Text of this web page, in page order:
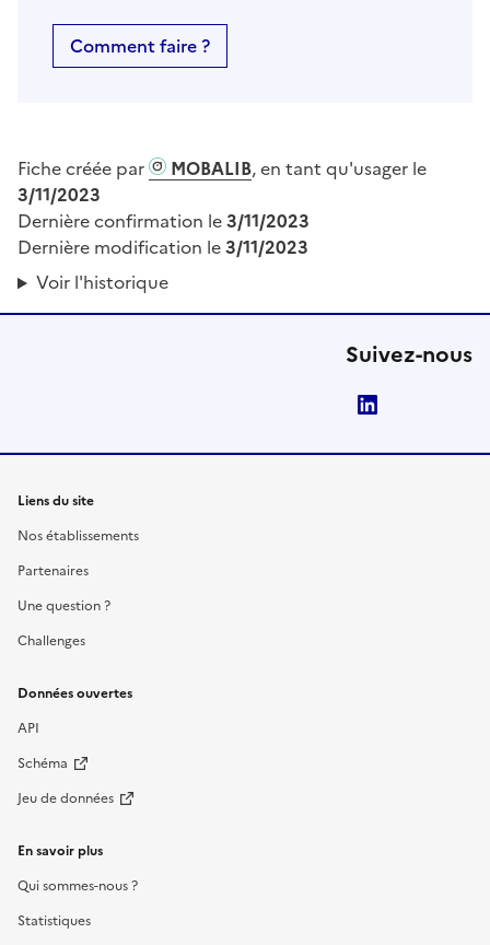
Comment faire ?
Fiche créée par MOBALIB, en tant qu'usager le
3/11/2023
Dernière confirmation le3/11/2023
Dernière modification le3/11/2023
Voir l'historique
Suivez-nous
Liens du site
Nos établissements
Partenaires
Une question ?
Challenges
Données ouvertes
API
Schéma
Jeu de données
En savoir plus
Qui sommes-nous ?
Statistiques